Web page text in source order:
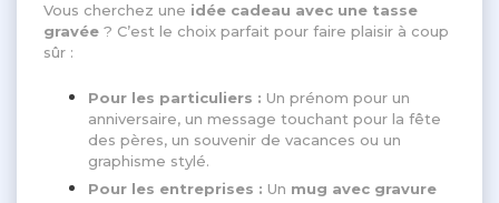
Vous cherchez une idée cadeau avec une tasse
gravée ? C’est le choix parfait pour faire plaisir à coup
sûr :
Pour les particuliers : Un prénom pour un
anniversaire, un message touchant pour la fête
des pères, un souvenir de vacances ou un
graphisme stylé.
Pour les entreprises : Un mug avec gravure